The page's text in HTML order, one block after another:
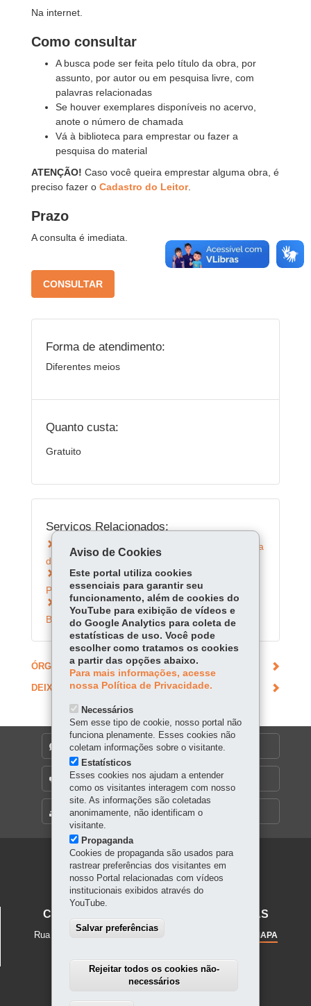
Na internet.
Como consultar
A busca pode ser feita pelo título da obra, por
assunto, por autor ou em pesquisa livre, com
palavras relacionadas
Se houver exemplares disponíveis no acervo,
anote o número de chamada
Vá à biblioteca para emprestar ou fazer a
pesquisa do material
ATENÇÃO! Caso você queira emprestar alguma obra, é
preciso fazer o Cadastro do Leitor.
Prazo
A consulta é imediata.
CONSULTAR
Forma de atendimento:
Diferentes meios
Quanto custa:
Gratuito
Serviços Relacionados:
Fazer Cadastro de Leitor na Biblioteca Pública
do Paraná
Emprestar livros da Biblioteca Pública do
Paraná
Emprestar obras da Seção Braille da
Biblioteca Pública do Paraná
ÓRGÃO RESPONSÁVEL
DEIXE SUA OPINIÃO
MAPA DO SITE
DENUNCIE CORRUPÇÃO
OUVIDORIA
Navegação
principal
CENTRO JUVENIL DE ARTES PLÁSTICAS
Rua Mateus Leme, 56- 80.510-190 MAPA
Aviso de Cookies
Este portal utiliza cookies
essenciais para garantir seu
funcionamento, além de cookies do
YouTube para exibição de vídeos e
do Google Analytics para coleta de
estatísticas de uso. Você pode
escolher como tratamos os cookies
a partir das opções abaixo.
Para mais informações, acesse
nossa Política de Privacidade.
Necessários
Sem esse tipo de cookie, nosso portal não
funciona plenamente. Esses cookies não
coletam informações sobre o visitante.
Estatísticos
Esses cookies nos ajudam a entender
como os visitantes interagem com nosso
site. As informações são coletadas
anonimamente, não identificam o
visitante.
Propaganda
Cookies de propaganda são usados para
rastrear preferências dos visitantes em
nosso Portal relacionadas com vídeos
institucionais exibidos através do
YouTube.
Salvar preferências
Rejeitar todos os cookies não-
necessários